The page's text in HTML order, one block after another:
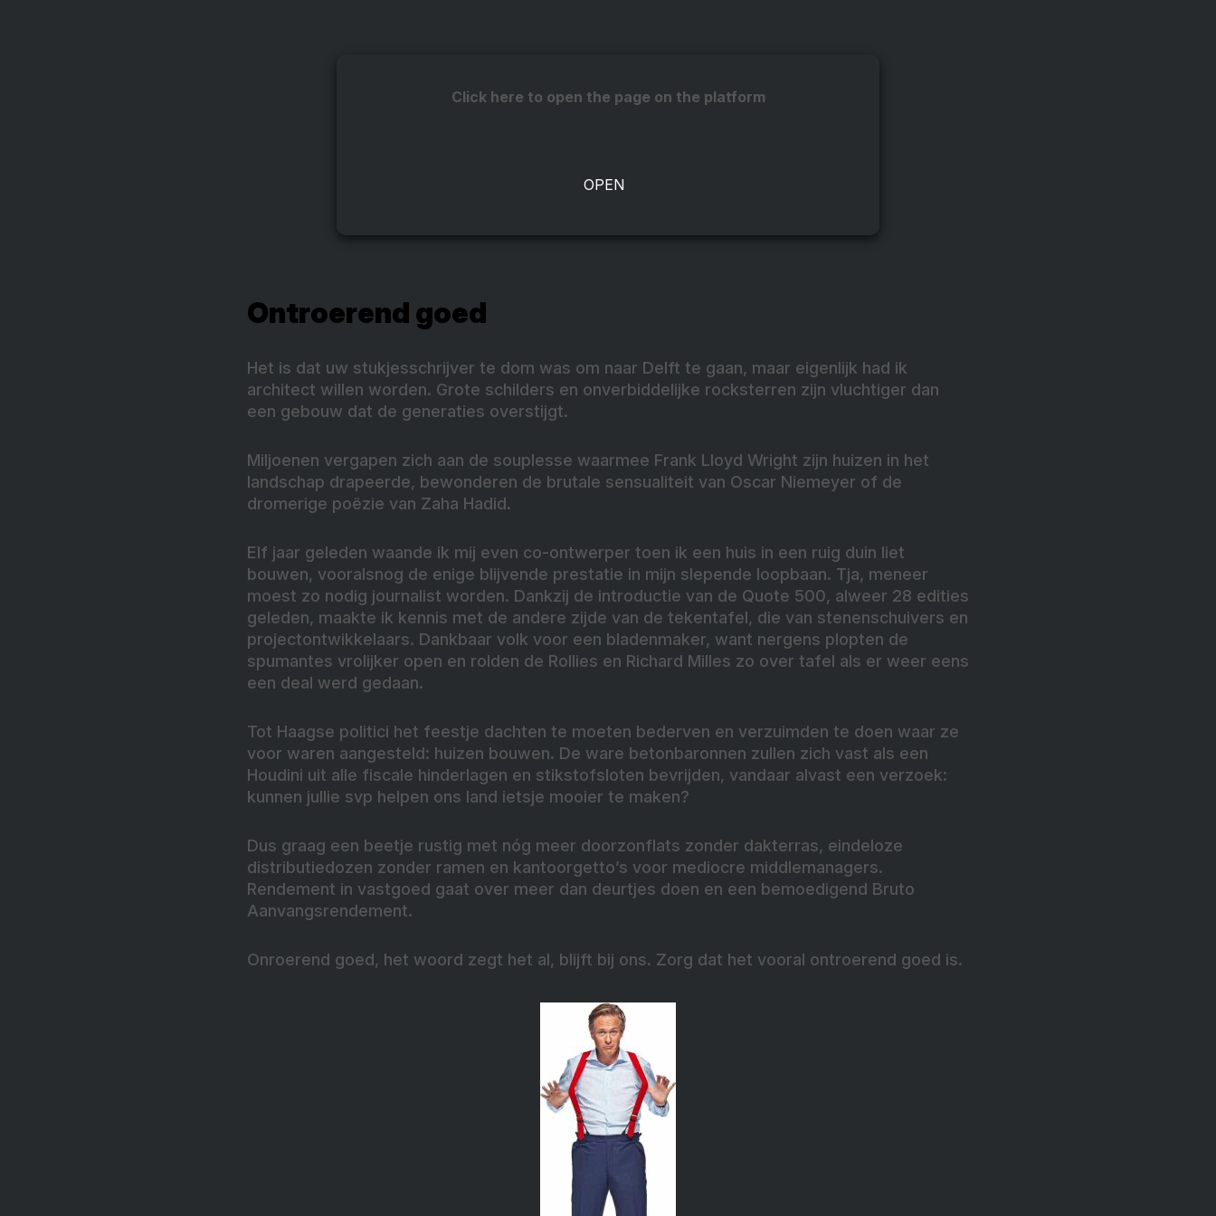
Click here to open the page on the platform
Ontroerend goed
Het is dat uw stukjesschrijver te dom was om naar Delft te gaan, maar eigenlijk had ik
architect willen worden. Grote schilders en onverbiddelijke rocksterren zijn vluchtiger dan
een gebouw dat de generaties overstijgt.
Miljoenen vergapen zich aan de souplesse waarmee Frank Lloyd Wright zijn huizen in het
landschap drapeerde, bewonderen de brutale sensualiteit van Oscar Niemeyer of de
dromerige poëzie van Zaha Hadid.
Elf jaar geleden waande ik mij even co-ontwerper toen ik een huis in een ruig duin liet
bouwen, vooralsnog de enige blijvende prestatie in mijn slepende loopbaan. Tja, meneer
moest zo nodig journalist worden. Dankzij de introductie van de Quote 500, alweer 28 edities
geleden, maakte ik kennis met de andere zijde van de tekentafel, die van stenenschuivers en
projectontwikkelaars. Dankbaar volk voor een bladenmaker, want nergens plopten de
spumantes vrolijker open en rolden de Rollies en Richard Milles zo over tafel als er weer eens
een deal werd gedaan.
Tot Haagse politici het feestje dachten te moeten bederven en verzuimden te doen waar ze
voor waren aangesteld: huizen bouwen. De ware betonbaronnen zullen zich vast als een
Houdini uit alle fiscale hinderlagen en stikstofsloten bevrijden, vandaar alvast een verzoek:
kunnen jullie svp helpen ons land ietsje mooier te maken?
Dus graag een beetje rustig met nóg meer doorzonflats zonder dakterras, eindeloze
distributiedozen zonder ramen en kantoorgetto’s voor mediocre middlemanagers.
Rendement in vastgoed gaat over meer dan deurtjes doen en een bemoedigend Bruto
Aanvangsrendement.
Onroerend goed, het woord zegt het al, blijft bij ons. Zorg dat het vooral ontroerend goed is.